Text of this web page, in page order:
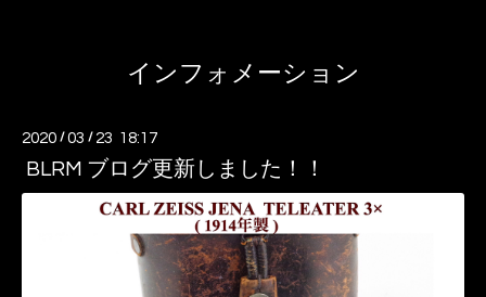
インフォメーション
2020 /03 / 23 18:17
BLRM ブログ更新しました！！